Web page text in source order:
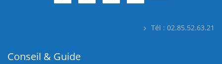
Tél : 02.85.52.63.21
Conseil & Guide